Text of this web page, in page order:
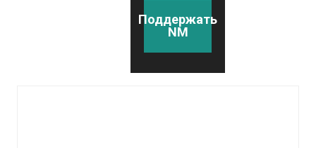
Поддержать
NM